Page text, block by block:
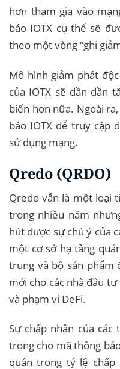
hơn tham gia vào
báo IOTX cụ thể sẽ
theo một vòng “ghi
Mô hình giảm phát
của IOTX sẽ dần dần
biến hơn nữa. Ngoài
báo IOTX để truy cập
sử dụng mạng.
Qredo (QRDO)
Qredo vẫn là một loại
trong nhiều năm
hút được sự chú ý của
một cơ sở hạ tầng
trung và bộ sản phẩm
mới cho các nhà đầu
và phạm vi DeFi.
Sự chấp nhận của
trọng cho mã thông
quán trong tỷ lệ